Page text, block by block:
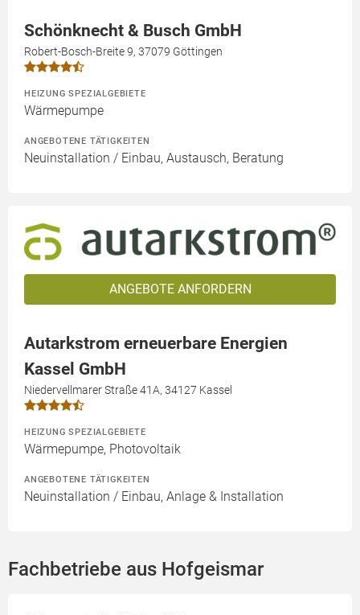
Schönknecht & Busch GmbH
Robert-Bosch-Breite 9, 37079 Göttingen
HEIZUNG SPEZIALGEBIETE
Wärmepumpe
ANGEBOTENE TÄTIGKEITEN
Neuinstallation / Einbau, Austausch, Beratung
ANGEBOTE ANFORDERN
Autarkstrom erneuerbare Energien
Kassel GmbH
Niedervellmarer Straße 41A, 34127 Kassel
HEIZUNG SPEZIALGEBIETE
Wärmepumpe, Photovoltaik
ANGEBOTENE TÄTIGKEITEN
Neuinstallation / Einbau, Anlage & Installation
Fachbetriebe aus Hofgeismar